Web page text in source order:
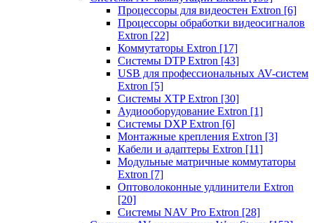
Процессоры для видеостен Extron [6]
Процессоры обработки видеосигналов
Extron [22]
Коммутаторы Extron [17]
Системы DTP Extron [43]
USB для профессиональных AV-систем
Extron [5]
Системы XTP Extron [30]
Аудиооборудование Extron [1]
Системы DXP Extron [6]
Монтажные крепления Extron [3]
Кабели и адаптеры Extron [11]
Модульные матричные коммутаторы
Extron [7]
Оптоволоконные удлинители Extron
[20]
Системы NAV Pro Extron [28]